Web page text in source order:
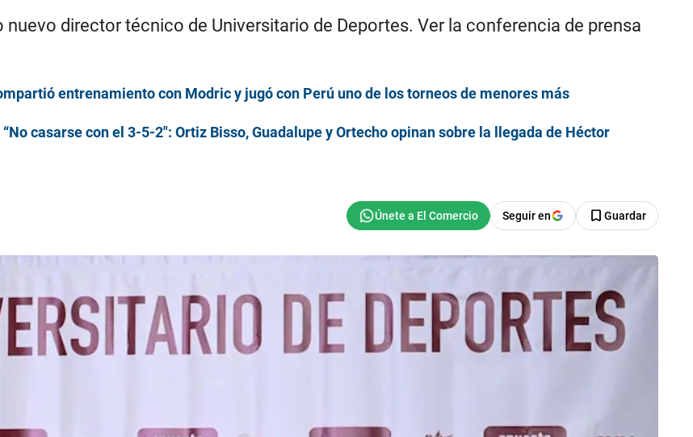
director técnico de Universitario de Deportes. Ver la conferencia de prensa
entrenamiento con Modric y jugó con Perú uno de los torneos de menores más
casarse con el 3-5-2″: Ortiz Bisso, Guadalupe y Ortecho opinan sobre la llegada de Héctor
Seguir en Guardar